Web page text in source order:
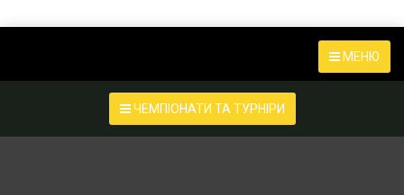
МЕНЮ
ЧЕМПІОНАТИ ТА ТУРНІРИ